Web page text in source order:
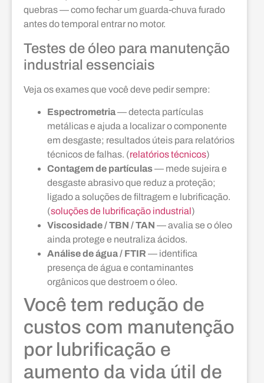
quebras — como fechar um guarda-chuva furado
antes do temporal entrar no motor.
Testes de óleo para manutenção
industrial essenciais
Veja os exames que você deve pedir sempre:
Espectrometria— detecta partículas
metálicas e ajuda a localizar o componente
em desgaste; resultados úteis para relatórios
técnicos de falhas. (relatórios técnicos)
Contagem de partículas— mede sujeira e
desgaste abrasivo que reduz a proteção;
ligado a soluções de filtragem e lubrificação.
(soluções de lubrificação industrial)
Viscosidade / TBN / TAN — avalia se o óleo
ainda protege e neutraliza ácidos.
Análise de água / FTIR — identifica
presença de água e contaminantes
orgânicos que destroem o óleo.
Você tem redução de
custos com manutenção
por lubrificação e
aumento da vida útil de